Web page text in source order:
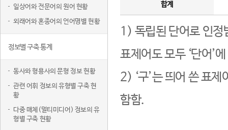
일상어와 전문어의 원어 현황
외래어와 혼종어의 언어명별 현황
정보별 구축 통계
동사와 형용사의 문형 정보 현황
관련 어휘 정보의 유형별 구축 현
황
다중 매체(멀티미디어) 정보의 유
형별 구축 현황
합계
1) 독립된 단어로 인정
표제어도 모두 ‘단어’
2) ‘구’는 띄어 쓴 표
함함.